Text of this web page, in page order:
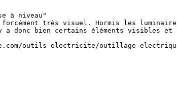
à niveau"
très visuel. Hormis les
a donc bien certains éléments visibles
outils-electricite/outillage-